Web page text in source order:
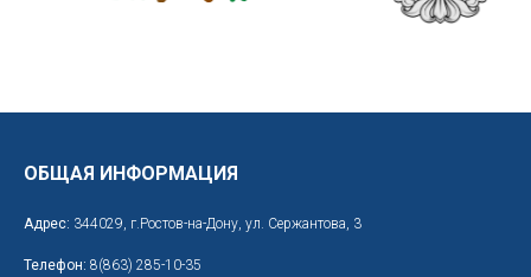
ОБЩАЯ ИНФОРМАЦИЯ
Адрес: 344029, г.Ростов-на-Дону, ул. Сержантова, 3
Телефон: 8(863) 285-10-35